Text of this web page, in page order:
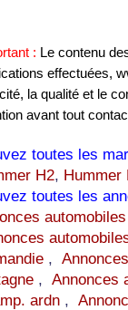
: Le contenu
effectuées,
la qualité et le
avant tout
toutes les
H2, Hummer
toutes les
,
, Annonces
ardn,